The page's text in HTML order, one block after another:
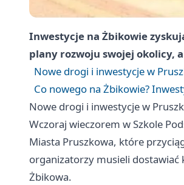
Inwestycje na Żbikowie
plany rozwoju swojej okolicy,
Nowe drogi i inwestycje w
Co nowego na Żbikowie?
Nowe drogi i inwestycje w
Wczoraj wieczorem w Szkole
Miasta Pruszkowa, które
organizatorzy musieli dostawiać
Żbikowa.